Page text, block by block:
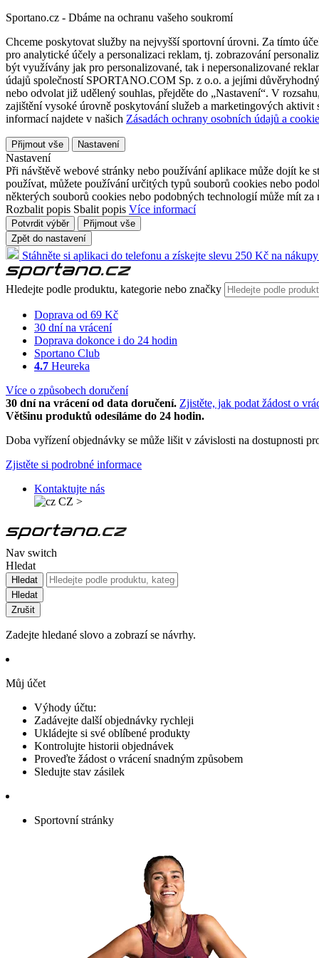
Sportano.cz - Dbáme na ochranu vašeho soukromí
Chceme poskytovat služby na nejvyšší sportovní úrovni. Za tímto
pro analytické účely a personalizaci reklam, tj. zobrazování
být využívány jak pro personalizované, tak i nepersonalizované
údajů společností SPORTANO.COM Sp. z o.o. a jejími
nebo odvolat již udělený souhlas, přejděte do „Nastavení“. V
zajištění vysoké úrovně poskytování služeb a marketingových
informací najdete v našich Zásadách ochrany osobních údajů a
Přijmout vše Nastavení
Nastavení
Při návštěvě webové stránky nebo používání aplikace může dojít ke
používat, můžete používání určitých typů souborů cookies nebo
některých souborů cookies nebo podobných technologií může mít
Rozbalit popis Sbalit popis Více informací
Potvrdit výběr
Přijmout vše
Zpět do nastavení
Stáhněte si aplikaci do telefonu a získejte slevu 250 Kč na
Hledejte podle produktu, kategorie nebo značky
Doprava od 69 Kč
30 dní na vrácení
Doprava dokonce i do 24 hodin
Sportano Club
4.7 Heureka
Více o způsobech doručení
30 dní na vrácení od data doručení. Zjistěte, jak podat žádost o
Většinu produktů odesíláme do 24 hodin.
Doba vyřízení objednávky se může lišit v závislosti na dostupnosti
Zjistěte si podrobné informace
Kontaktujte nás
CZ >
Nav switch
Hledat
Hledat
Hledat
Zrušit
Zadejte hledané slovo a zobrazí se návrhy.
Můj účet
Výhody účtu:
Zadávejte další objednávky rychleji
Ukládejte si své oblíbené produkty
Kontrolujte historii objednávek
Proveďte žádost o vrácení snadným způsobem
Sledujte stav zásilek
Sportovní stránky